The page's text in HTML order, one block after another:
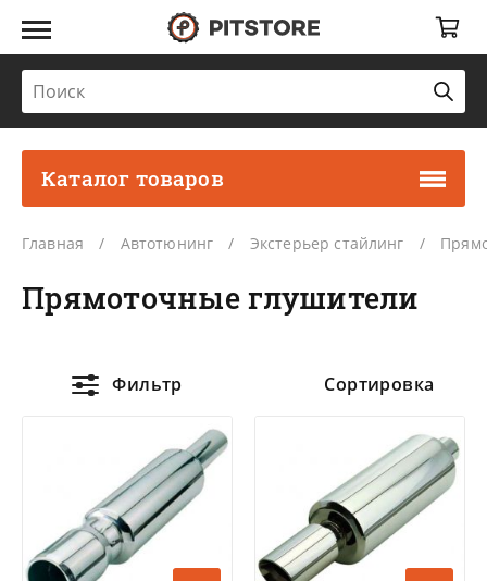
Каталог товаров
Главная Автотюнинг Экстерьер стайлинг
Прямоточные глушители
Фильтр Сортировка